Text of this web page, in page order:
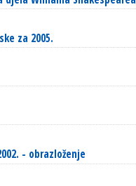
za 2005.
- obrazloženje